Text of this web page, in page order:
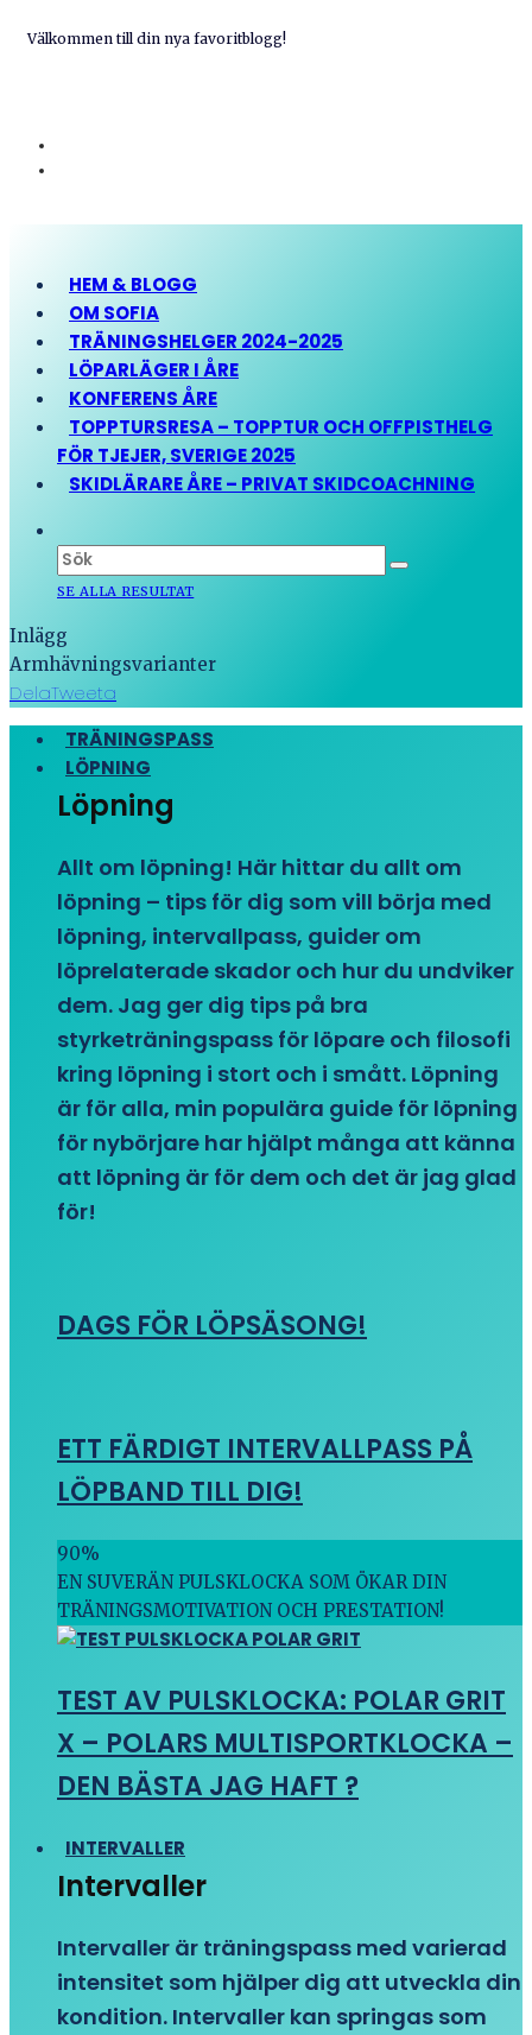
Välkommen till din nya favoritblogg!
HEM & BLOGG
OM SOFIA
TRÄNINGSHELGER 2024-2025
LÖPARLÄGER I ÅRE
KONFERENS ÅRE
TOPPTURSRESA – TOPPTUR OCH OFFPISTHELG
FÖR TJEJER, SVERIGE 2025
SKIDLÄRARE ÅRE – PRIVAT SKIDCOACHNING
SE ALLA RESULTAT
Inlägg
Armhävningsvarianter
DelaTweeta
TRÄNINGSPASS
LÖPNING
Löpning
Allt om löpning! Här hittar du allt om
löpning – tips för dig som vill börja med
löpning, intervallpass, guider om
löprelaterade skador och hur du undviker
dem. Jag ger dig tips på bra
styrketräningspass för löpare och filosofi
kring löpning i stort och i smått. Löpning
är för alla, min populära guide för löpning
för nybörjare har hjälpt många att känna
att löpning är för dem och det är jag glad
för!
DAGS FÖR LÖPSÄSONG!
ETT FÄRDIGT INTERVALLPASS PÅ
LÖPBAND TILL DIG!
90%
EN SUVERÄN PULSKLOCKA SOM ÖKAR DIN
TRÄNINGSMOTIVATION OCH PRESTATION!
TEST AV PULSKLOCKA: POLAR GRIT
X – POLARS MULTISPORTKLOCKA –
DEN BÄSTA JAG HAFT ?
INTERVALLER
Intervaller
Intervaller är träningspass med varierad
intensitet som hjälper dig att utveckla din
kondition. Intervaller kan springas som